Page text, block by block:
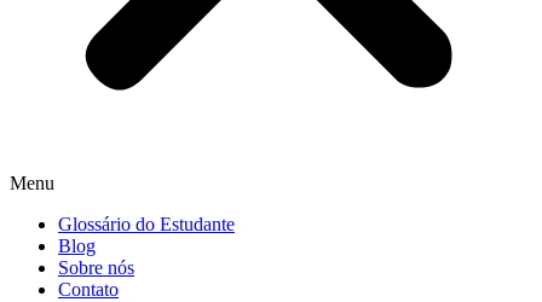
Menu
Glossário do Estudante
Blog
Sobre nós
Contato